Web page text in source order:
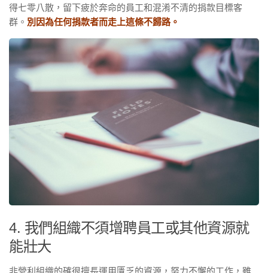
得七零八散，留下疲於奔命的員工和混淆不清的捐款目標客
群。 別因為任何捐款者而走上這條不歸路。
4. 我們組織不須增聘員工或其他資源就
能壯大